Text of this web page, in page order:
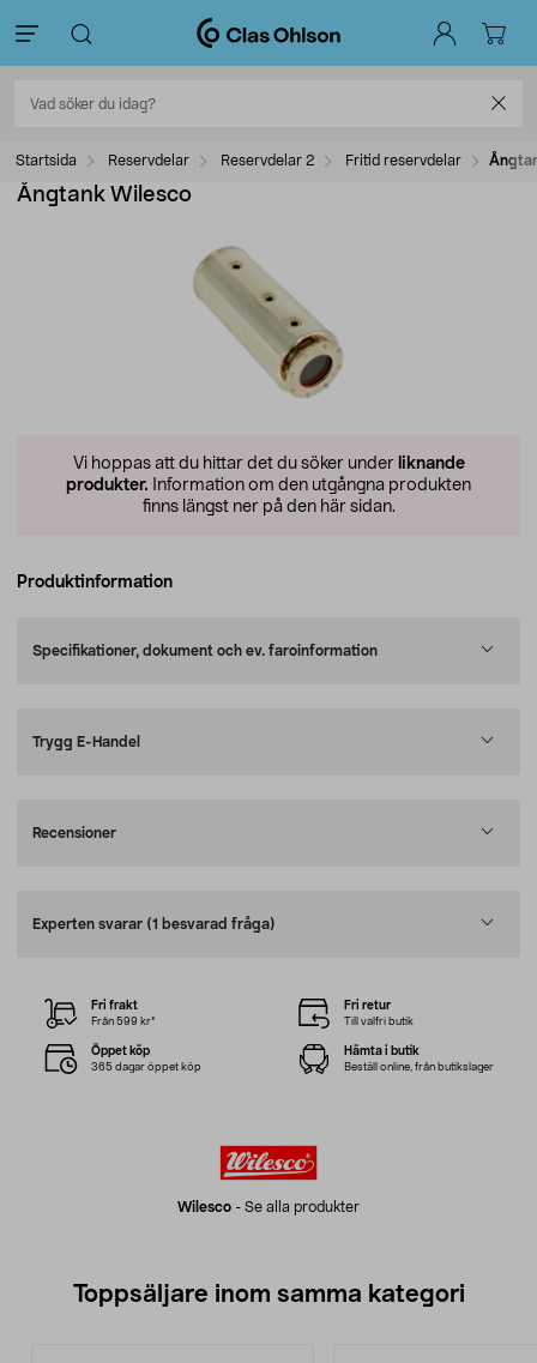
Startsida Reservdelar Reservdelar 2 Fritid reservdelar
Ångtank Wilesco
Vi hoppas att du hittar det du söker under liknande
produkter. Information om den utgångna produkten
finns längst ner på den här sidan.
Produktinformation
Specifikationer, dokument och ev. faroinformation
Trygg E-Handel
Recensioner
Experten svarar (1 besvarad fråga)
Wilesco - Se alla produkter
Fri frakt
Från 599 kr*
Fri retur
Till valfri butik
Öppet köp
365 dagar öppet köp
Hämta i butik
Beställ online, från butikslager
Toppsäljare inom samma kategori